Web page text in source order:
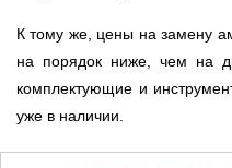
Санкт-
Саратов
К тому же, цены на замену
на порядок ниже, чем на
комплектующие и
уже в наличии.